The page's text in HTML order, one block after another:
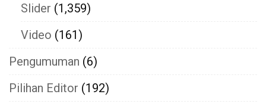
Slider (1,359)
Video (161)
Pengumuman (6)
Pilihan Editor (192)